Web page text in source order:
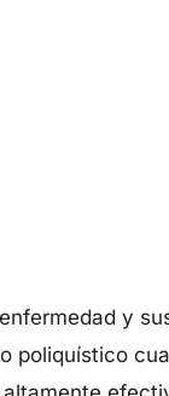
y
poliquístico